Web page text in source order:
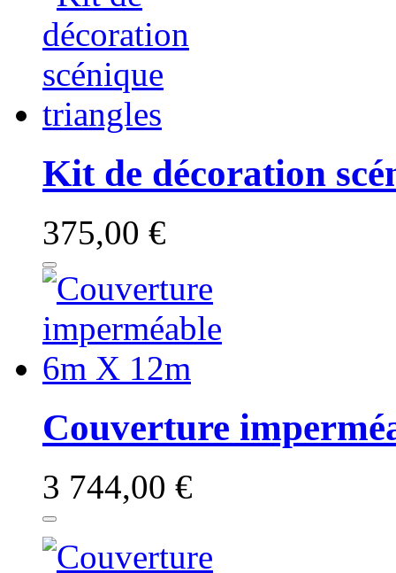
Kit de décoration
375,00 €
Couverture
3 744,00 €